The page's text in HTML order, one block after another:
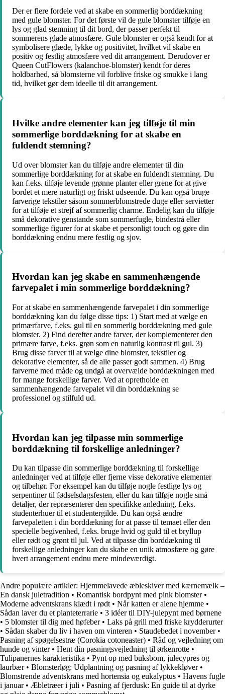
Der er flere fordele ved at skabe en sommerlig borddækning
med gule blomster. For det første vil de gule blomster tilføje en
lys og glad stemning til dit bord, der passer perfekt til
sommerens glade atmosfære. Gule blomster er også kendt for at
symbolisere glæde, lykke og positivitet, hvilket vil skabe en
positiv og festlig atmosfære ved dit arrangement. Derudover er
Queen CutFlowers (kalanchoe-blomster) kendt for deres
holdbarhed, så blomsterne vil forblive friske og smukke i lang
tid, hvilket gør dem ideelle til dit arrangement.
Hvilke andre elementer kan jeg tilføje til min
sommerlige borddækning for at skabe en
fuldendt stemning?
Ud over blomster kan du tilføje andre elementer til din
sommerlige borddækning for at skabe en fuldendt stemning. Du
kan f.eks. tilføje levende grønne planter eller grene for at give
bordet et mere naturligt og friskt udseende. Du kan også bruge
farverige tekstiler såsom sommerblomstrede duge eller servietter
for at tilføje et strejf af sommerlig charme. Endelig kan du tilføje
små dekorative genstande som sommerfugle, bindestrå eller
sommerlige figurer for at skabe et personligt touch og gøre din
borddækning endnu mere festlig og sjov.
Hvordan kan jeg skabe en sammenhængende
farvepalet i min sommerlige borddækning?
For at skabe en sammenhængende farvepalet i din sommerlige
borddækning kan du følge disse tips: 1) Start med at vælge en
primærfarve, f.eks. gul til en sommerlig borddækning med gule
blomster. 2) Find derefter andre farver, der komplementerer den
primære farve, f.eks. grøn som en naturlig kontrast til gul. 3)
Brug disse farver til at vælge dine blomster, tekstiler og
dekorative elementer, så de alle passer godt sammen. 4) Brug
farverne med måde og undgå at overvælde borddækningen med
for mange forskellige farver. Ved at opretholde en
sammenhængende farvepalet vil din borddækning se
professionel og stilfuld ud.
Hvordan kan jeg tilpasse min sommerlige
borddækning til forskellige anledninger?
Du kan tilpasse din sommerlige borddækning til forskellige
anledninger ved at tilføje eller fjerne visse dekorative elementer
og tilbehør. For eksempel kan du tilføje nogle festlige lys og
serpentiner til fødselsdagsfesten, eller du kan tilføje nogle små
detaljer, der repræsenterer den specifikke anledning, f.eks.
studenterhuer til et studentergilde. Du kan også ændre
farvepaletten i din borddækning for at passe til temaet eller den
specielle begivenhed, f.eks. bruge hvid og guld til et bryllup
eller rødt og grønt til jul. Ved at tilpasse din borddækning til
forskellige anledninger kan du skabe en unik atmosfære og gøre
hvert arrangement endnu mere mindeværdigt.
Andre populære artikler: Hjemmelavede æbleskiver med kærnemælk –
En dansk juletradition • Romantisk bordpynt med pink blomster•
Moderne adventskrans klædt i rødt • Når katten er alene hjemme •
Sådan laver du et planteterrarie • 3 idéer til DIY-julepynt med børnene
• 5 blomster til dig med høfeber• Laks på grill med friske krydderurter
• Sådan skaber du liv i haven om vinteren • Staudebedet i november•
Pasning af spøgelsestræ (Corokia cotoneaster) • Råd og vejledning om
hunde og vinter• Hent din pasningsvejledning til ørkenrotte •
Tulipanernes karakteristika • Pynt op med buksbom, julecypres og
laurbær• Blomsterløg: Udplantning og pasning af lykkekløver•
Blomstrende adventskrans med hortensia og eukalyptus • Havens fugle
i januar• Æbletræer i juli • Pasning af fjerdusk: En guide til at dyrke